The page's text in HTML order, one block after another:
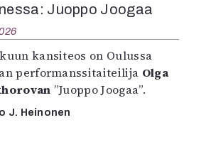
Juoppo Joogaa
kansiteos on Oulussa
performanssitaiteilija Olga
”Juoppo Joogaa”.
J. Heinonen